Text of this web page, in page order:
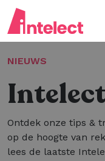
NIEUWS
Ontdek onze tips &
op de hoogte van
lees de laatste